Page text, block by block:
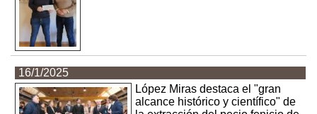
16/1/2025
López Miras destaca el "gran
alcance histórico y científico" de